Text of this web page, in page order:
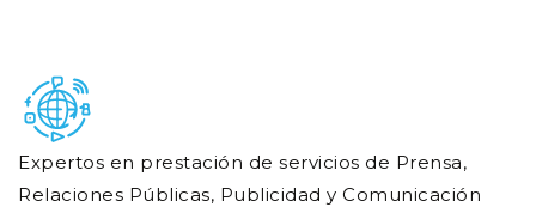
Expertos en prestación de servicios de Prensa,
Relaciones Públicas, Publicidad y Comunicación